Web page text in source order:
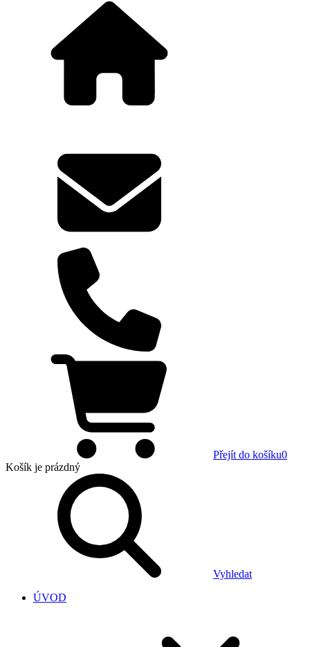
Přejít do košíku0
Košík je prázdný
Vyhledat
ÚVOD